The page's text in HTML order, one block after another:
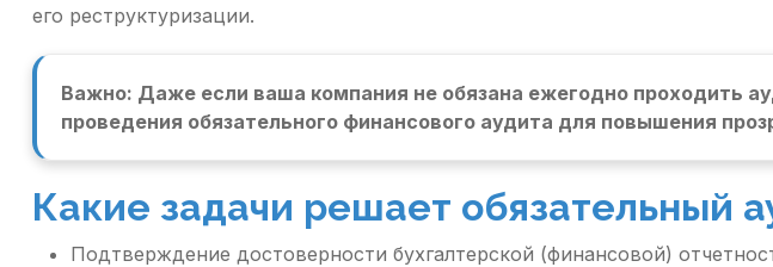
его реструктуризации.
Важно: Даже если ваша компания не обязана ежегодно проходить
проведения обязательного финансового аудита для повышения
Какие задачи решает обязательный
Подтверждение достоверности бухгалтерской (финансовой)